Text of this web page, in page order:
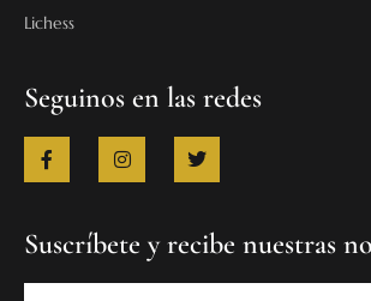
Lichess
Seguinos en las redes
Suscríbete y recibe nuestras